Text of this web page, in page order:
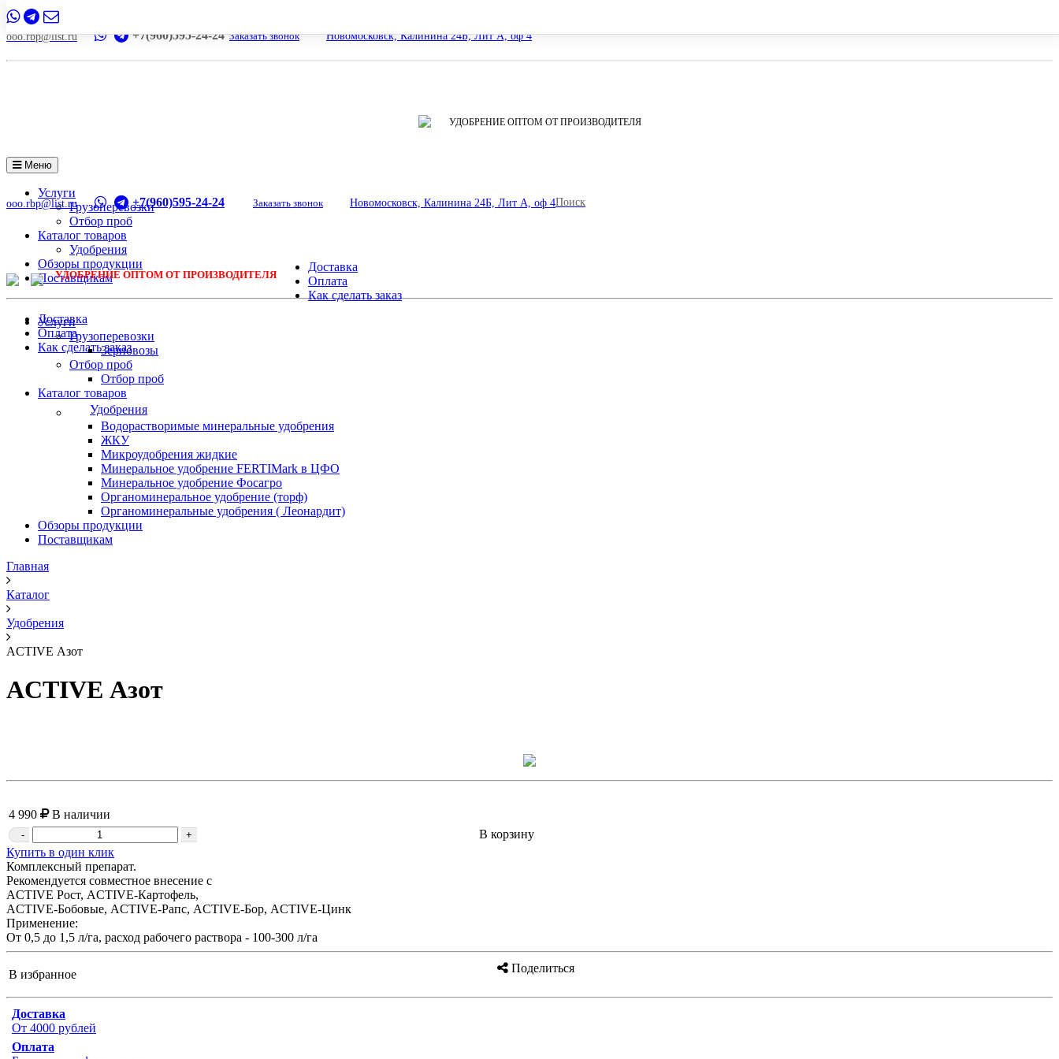
ooo.rbp@list.ru +7(960)595-24-24 Заказать звонок Новомосковск, Калинина 24Б, Лит А, оф 4
УДОБРЕНИЕ ОПТОМ ОТ ПРОИЗВОДИТЕЛЯ
Меню
Услуги
Грузоперевозки
Отбор проб
Каталог товаров
Удобрения
Обзоры продукции
Поставщикам
Доставка
Оплата
Как сделать заказ
ooo.rbp@list.ru +7(960)595-24-24 Заказать звонок Новомосковск, Калинина 24Б, Лит А, оф 4Поиск
УДОБРЕНИЕ ОПТОМ ОТ ПРОИЗВОДИТЕЛЯ
Доставка
Оплата
Как сделать заказ
Услуги
Грузоперевозки
Зерновозы
Отбор проб
Отбор проб
Каталог товаров
Удобрения
Водорастворимые минеральные удобрения
ЖКУ
Микроудобрения жидкие
Минеральное удобрение FERTIMark в ЦФО
Минеральное удобрение Фосагро
Органоминеральное удобрение (торф)
Органоминеральные удобрения ( Леонардит)
Обзоры продукции
Поставщикам
Главная
Каталог
Удобрения
ACTIVE Азот
ACTIVE Азот
4 990 В наличии
- +
В корзину
Купить в один клик
Комплексный препарат.
Рекомендуется совместное внесение с
ACTIVE Рост, ACTIVE-Картофель,
ACTIVE-Бобовые, ACTIVE-Рапс, ACTIVE-Бор, ACTIVE-Цинк
Применение:
От 0,5 до 1,5 л/га, расход рабочего раствора - 100-300 л/га
В избранное Поделиться
Доставка
От 4000 рублей
Оплата